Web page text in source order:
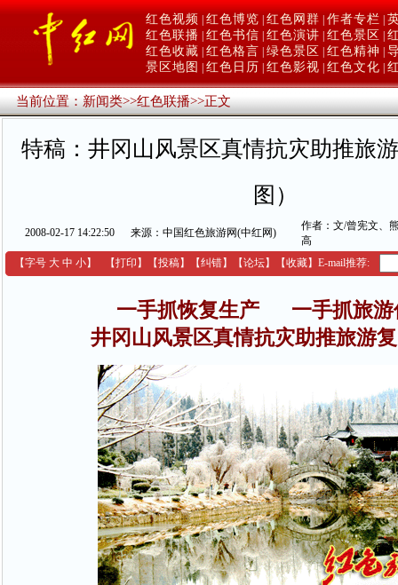
红色视频 红色博览 红色网群 作者专栏
红色联播 红色书信 红色演讲 红色景区
红色收藏 红色格言 绿色景区 红色精神
景区地图
红色日历 红色影视 红色文化
当前位置：新闻类>>红色联播>>正文
特稿：井冈山风景区真情抗灾助推旅
图）
2008-02-17 14:22:50 来源：中国红色旅游网(中红网)
作者：文/曾宪文、
高
【字号 大 中 小】 【打印 】 【投稿】 【纠错】 【论坛】 【收藏】 E-mail推荐:
一手抓恢复生产 一手抓旅游
井冈山风景区真情抗灾助推旅游